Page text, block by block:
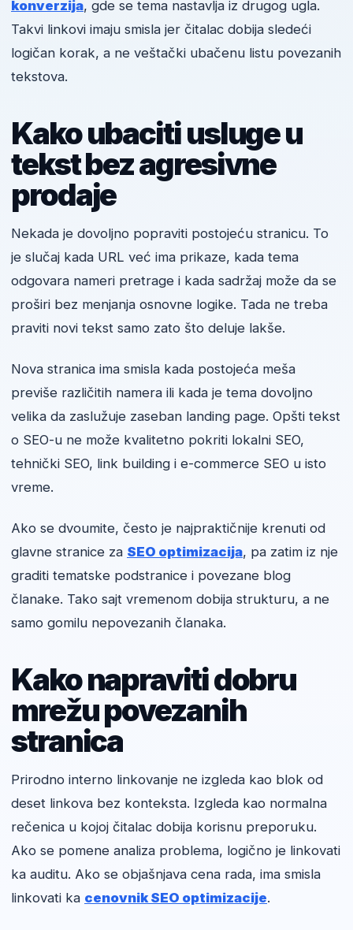
konverzija, gde se tema nastavlja iz drugog ugla.
Takvi linkovi imaju smisla jer čitalac dobija sledeći
logičan korak, a ne veštački ubačenu listu povezanih
tekstova.
Kako ubaciti usluge u
tekst bez agresivne
prodaje
Nekada je dovoljno popraviti postojeću stranicu. To
je slučaj kada URL već ima prikaze, kada tema
odgovara nameri pretrage i kada sadržaj može da se
proširi bez menjanja osnovne logike. Tada ne treba
praviti novi tekst samo zato što deluje lakše.
Nova stranica ima smisla kada postojeća meša
previše različitih namera ili kada je tema dovoljno
velika da zaslužuje zaseban landing page. Opšti tekst
o SEO-u ne može kvalitetno pokriti lokalni SEO,
tehnički SEO, link building i e-commerce SEO u isto
vreme.
Ako se dvoumite, često je najpraktičnije krenuti od
glavne stranice za SEO optimizacija, pa zatim iz nje
graditi tematske podstranice i povezane blog
članake. Tako sajt vremenom dobija strukturu, a ne
samo gomilu nepovezanih članaka.
Kako napraviti dobru
mrežu povezanih
stranica
Prirodno interno linkovanje ne izgleda kao blok od
deset linkova bez konteksta. Izgleda kao normalna
rečenica u kojoj čitalac dobija korisnu preporuku.
Ako se pomene analiza problema, logično je linkovati
ka auditu. Ako se objašnjava cena rada, ima smisla
linkovati ka cenovnik SEO optimizacije.